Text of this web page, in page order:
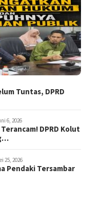
Tuntas, DPRD
6, 2026
DPRD Kolut
25, 2026
Pendaki Tersambar